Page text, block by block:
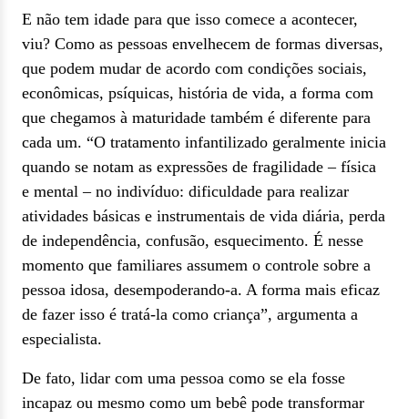
E não tem idade para que isso comece a acontecer,
viu? Como as pessoas envelhecem de formas diversas,
que podem mudar de acordo com condições sociais,
econômicas, psíquicas, história de vida, a forma com
que chegamos à maturidade também é diferente para
cada um. “O tratamento infantilizado geralmente inicia
quando se notam as expressões de fragilidade – física
e mental – no indivíduo: dificuldade para realizar
atividades básicas e instrumentais de vida diária, perda
de independência, confusão, esquecimento. É nesse
momento que familiares assumem o controle sobre a
pessoa idosa, desempoderando-a. A forma mais eficaz
de fazer isso é tratá-la como criança”, argumenta a
especialista.
De fato, lidar com uma pessoa como se ela fosse
incapaz ou mesmo como um bebê pode transformar